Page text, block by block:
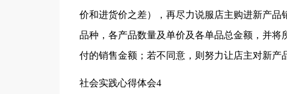
价和进货价之差），再尽力说服店主购进新产
品种，各产品数量及单价及各单品总金额，并
付的销售金额；若不同意，则努力让店主对新产
社会实践心得体会4